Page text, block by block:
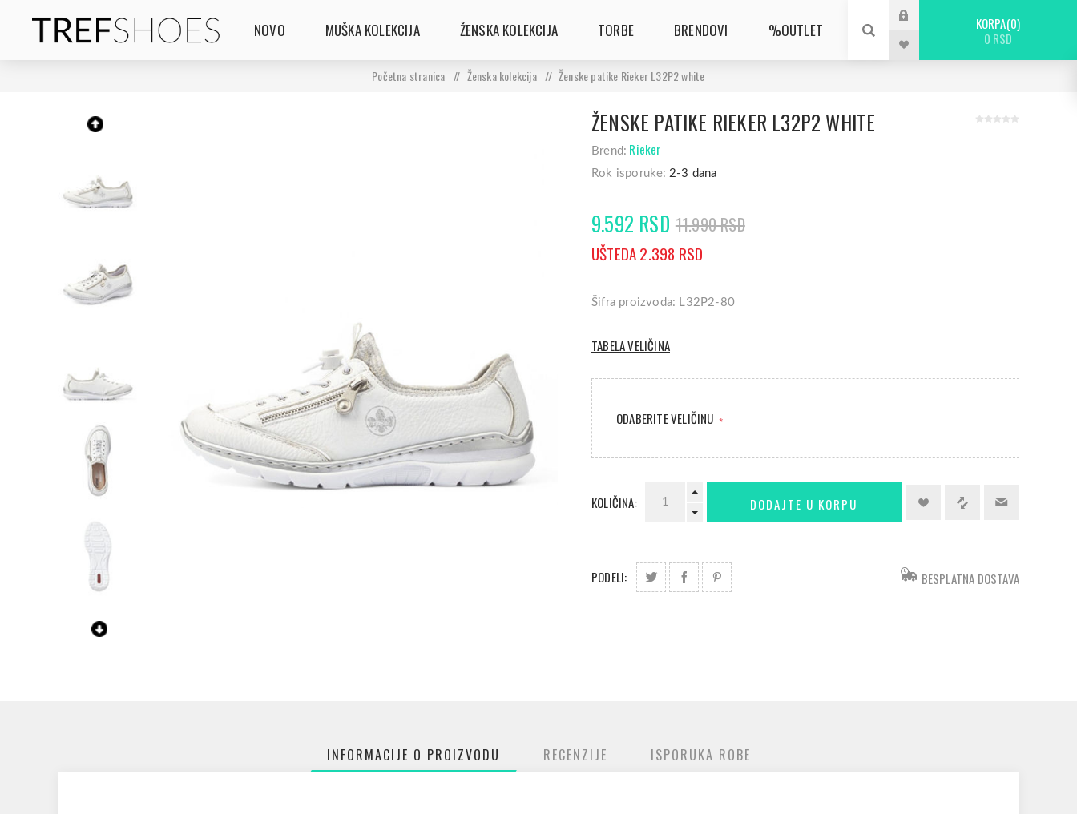
NOVO MUŠKA KOLEKCIJA ŽENSKA KOLEKCIJA TORBE BRENDOVI %OUTLET KORPA 0
0 RSD
Početna stranica / Ženska kolekcija / Ženske patike Rieker L32P2 white
ŽENSKE PATIKE RIEKER L32P2 WHITE
Brend: Rieker
Rok isporuke: 2-3 dana
9.592 RSD 11.990 RSD
UŠTEDA 2.398 RSD
Šifra proizvoda: L32P2-80
TABELA VELIČINA
ODABERITE VELIČINU *
KOLIČINA:
PODELI: BESPLATNA DOSTAVA
INFORMACIJE O PROIZVODU RECENZIJE ISPORUKA ROBE